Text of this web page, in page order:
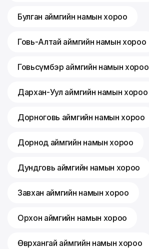
Булган аймгийн намын хороо
Говь-Алтай аймгийн намын хороо
Говьсүмбэр аймгийн намын хороо
Дархан-Уул аймгийн намын хороо
Дорноговь аймгийн намын хороо
Дорнод аймгийн намын хороо
Дундговь аймгийн намын хороо
Завхан аймгийн намын хороо
Орхон аймгийн намын хороо
Өвөрхангай аймгийн намын хороо